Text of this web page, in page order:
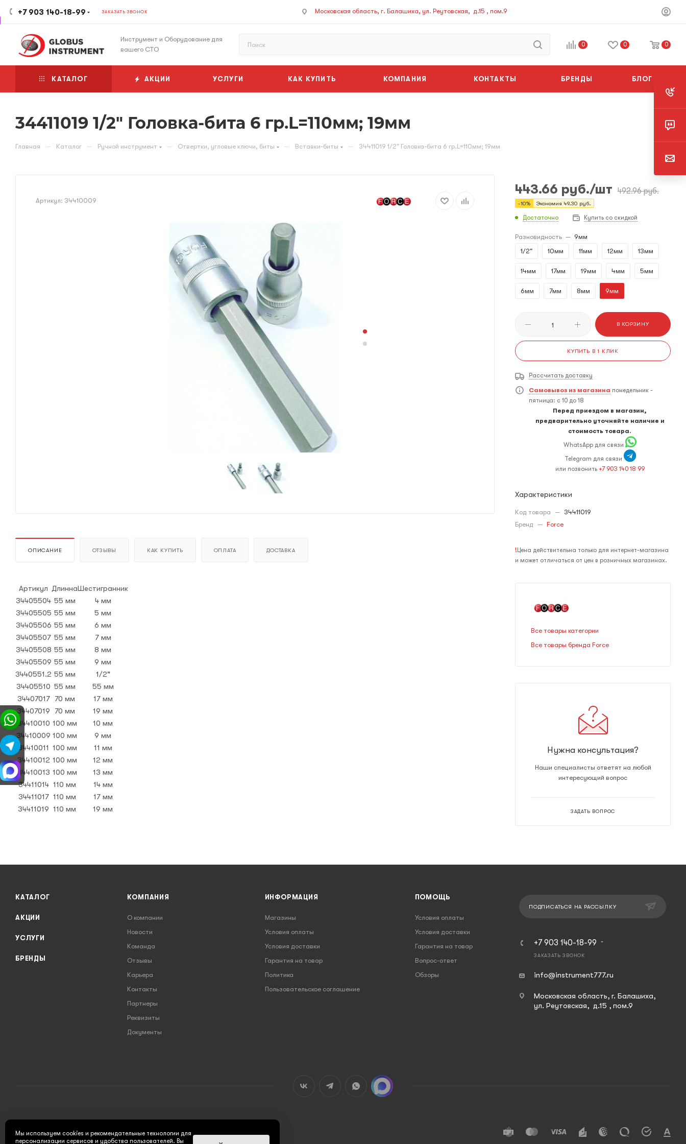
+7 903 140-18-99 ЗАКАЗАТЬ ЗВОНОК Московская область, г. Балашиха, ул. Реутовская, д.15 , пом.9
Инструмент и Оборудование для
вашего СТО
0 0 0
КАТАЛОГ АКЦИИ УСЛУГИ КАК КУПИТЬ КОМПАНИЯ КОНТАКТЫ БРЕНДЫ БЛОГ
34411019 1/2" Головка-бита 6 гр.L=110мм; 19мм
Главная — Каталог — Ручной инструмент — Отвертки, угловые ключи, биты — Вставки-биты — 34411019 1/2" Головка-бита 6 гр.L=110мм; 19мм
Артикул: 34410009
ОПИСАНИЕ ОТЗЫВЫ КАК КУПИТЬ ОПЛАТА ДОСТАВКА
Артикул ДлиннаШестигранник
34405504 55 мм
4 мм
34405505 55 мм
5 мм
34405506 55 мм
6 мм
34405507 55 мм
7 мм
34405508 55 мм
8 мм
34405509 55 мм
9 мм
3440551.2 55 мм
1/2"
34405510 55 мм
55 мм
34407017 70 мм
17 мм
34407019
70 мм
19 мм
34410010 100 мм
10 мм
34410009 100 мм
9 мм
34410011 100 мм
11 мм
34410012 100 мм
12 мм
34410013 100 мм
13 мм
34411014 110 мм
14 мм
34411017 110 мм
17 мм
34411019 110 мм 19 мм
443.66 руб./шт 492.96руб.
-10% Экономия 49.30 руб.
Достаточно Купить со скидкой
Разновидность — 9мм
1/2"
10мм 11мм 12мм 13мм
14мм 17мм 19мм 4мм 5мм
6мм 7мм 8мм 9мм
В КОРЗИНУ
КУПИТЬ В 1 КЛИК
Рассчитать доставку
Самовывоз из магазина понедельник -
пятница: с 10 до 18
Перед приездом в магазин,
предварительно уточняйте наличие и
стоимость товара.
WhatsApp для связи
Telegram для связи
или позвонить +7 903 140 18 99
Характеристики
Код товара — 34411019
Бренд — Force
! Цена действительна только для интернет-магазина
и может отличаться от цен в розничных магазинах.
Все товары категории
Все товары бренда Force
Нужна консультация?
Наши специалисты ответят на любой
интересующий вопрос
ЗАДАТЬ ВОПРОС
КАТАЛОГ
АКЦИИ
УСЛУГИ
БРЕНДЫ
КОМПАНИЯ
О компании
Новости
Команда
Отзывы
Карьера
Контакты
Партнеры
Реквизиты
Документы
ИНФОРМАЦИЯ
Магазины
Условия оплаты
Условия доставки
Гарантия на товар
Политика
Пользовательское соглашение
ПОМОЩЬ
Условия оплаты
Условия доставки
Гарантия на товар
Вопрос-ответ
Обзоры
ПОДПИСАТЬСЯ НА РАССЫЛКУ
+7 903 140-18-99
ЗАКАЗАТЬ ЗВОНОК
info@instrument777.ru
Московская область, г. Балашиха,
ул. Реутовская, д.15 , пом.9
Мы используем cookies и рекомендательные технологии для
персонализации сервисов и удобства пользователей. Вы